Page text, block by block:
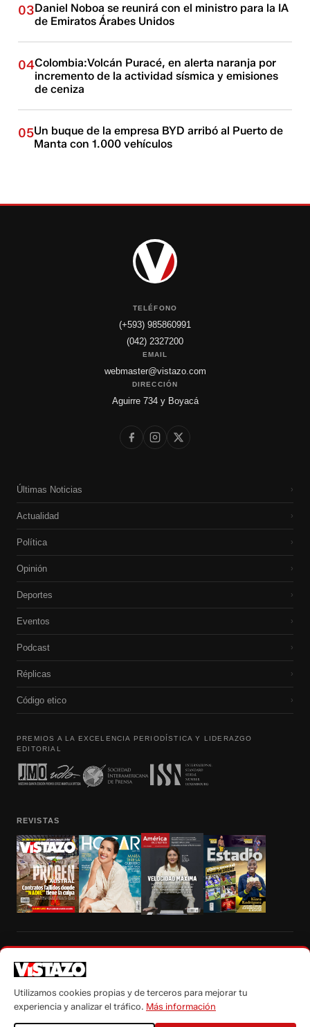
03Daniel Noboa se reunirá con el ministro para la IA
de Emiratos Árabes Unidos
04Colombia:Volcán Puracé, en alerta naranja por
incremento de la actividad sísmica y emisiones
de ceniza
05Un buque de la empresa BYD arribó al Puerto de
Manta con 1.000 vehículos
TELÉFONO
(+593) 985860991
(042) 2327200
EMAIL
webmaster@vistazo.com
DIRECCIÓN
Aguirre 734 y Boyacá
Últimas Noticias ›
Actualidad ›
Política ›
Opinión ›
Deportes ›
Eventos ›
Podcast ›
Réplicas ›
Código etico ›
PREMIOS A LA EXCELENCIA PERIODÍSTICA Y LIDERAZGO
EDITORIAL
REVISTAS
autorización escrita de su titular, de todos los contenidos de Vistazo.com.
Utilizamos cookies propias y de terceros para mejorar tu
experiencia y analizar el tráfico. Más información